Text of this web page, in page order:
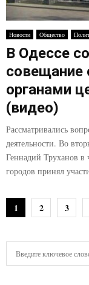
Новости Общество
В Одессе
совещание
органами
(видео)
Рассматривались
деятельности. Во
Геннадий Труханов в
городов принял
Н
1 2 3